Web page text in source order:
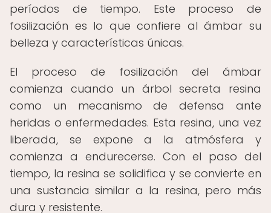
períodos de tiempo. Este proceso de
fosilización es lo que confiere al ámbar su
belleza y características únicas.
El proceso de fosilización del ámbar
comienza cuando un árbol secreta resina
como un mecanismo de defensa ante
heridas o enfermedades. Esta resina, una vez
liberada, se expone a la atmósfera y
comienza a endurecerse. Con el paso del
tiempo, la resina se solidifica y se convierte en
una sustancia similar a la resina, pero más
dura y resistente.